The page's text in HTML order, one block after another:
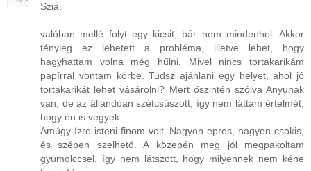
Szia,
valóban mellé folyt egy kicsit, bár nem mindenhol. Akkor
tényleg ez lehetett a probléma, illetve lehet, hogy
hagyhattam volna még hűlni. Mivel nincs tortakarikám
papírral vontam körbe. Tudsz ajánlani egy helyet, ahol jó
tortakarikát lehet vásárolni? Mert őszintén szólva Anyunak
van, de az állandóan szétcsúszott, így nem láttam értelmét,
hogy én is vegyek.
Amúgy ízre isteni finom volt. Nagyon epres, nagyon csokis,
és szépen szelhető. A közepén meg jól megpakoltam
gyümölccsel, így nem látszott, hogy milyennek nem kéne